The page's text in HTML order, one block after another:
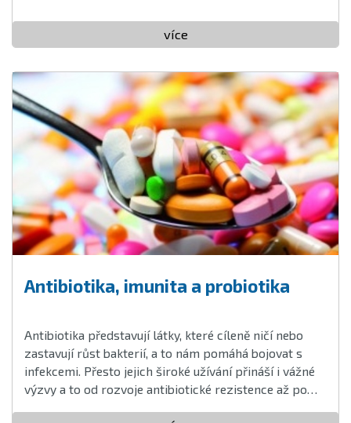
více
Antibiotika, imunita a probiotika
Antibiotika představují látky, které cíleně ničí nebo
zastavují růst bakterií, a to nám pomáhá bojovat s
infekcemi. Přesto jejich široké užívání přináší i vážné
výzvy a to od rozvoje antibiotické rezistence až po